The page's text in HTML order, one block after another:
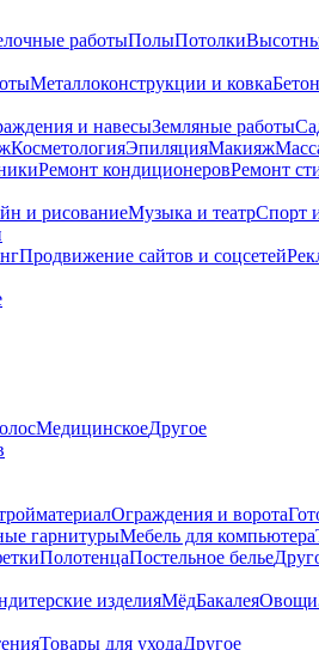
работыПолыПотолки
Металлоконструкции и ковка
и навесыЗемляные работы
КосметологияЭпиляцияМакияж
Ремонт кондиционеровРемонт
и рисованиеМузыка и театрСпорт
Продвижение сайтов и соцсетей
МедицинскоеДругое
Ограждения и ворота
гарнитурыМебель для компьютера
ПолотенцаПостельное белье
изделияМёдБакалеяОвощи
Товары для уходаДругое